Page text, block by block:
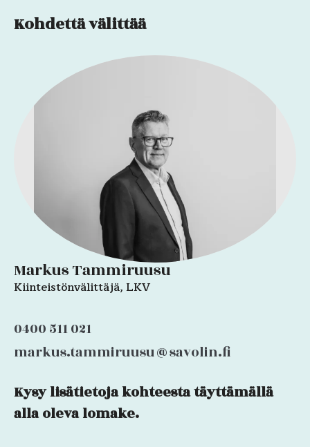
Kohdettä välittää
Markus Tammiruusu
Kiinteistönvälittäjä, LKV
0400 511 021
markus.tammiruusu@savolin.fi
Phone
Kysy lisätietoja kohteesta täyttämällä
alla oleva lomake.